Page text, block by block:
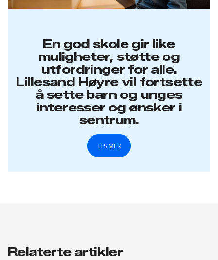
En god skole gir like
muligheter, støtte og
utfordringer for alle.
Lillesand Høyre vil fortsette
å sette barn og unges
interesser og ønsker i
sentrum.
LES MER
Relaterte artikler